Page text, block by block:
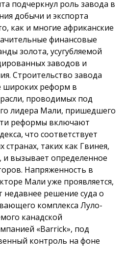
подчеркнул роль завода в
добычи и экспорта
как и многие африканские
финансовые
золота, усугубляемой
заводов и
Строительство завода
широких реформ в
проводимых под
лидера Мали, пришедшего
реформы включают
что соответствует
странах, таких как Гвинея,
и вызывает определенное
Напряженность в
Мали уже проявляется,
недавнее решение суда о
комплекса Луло-
канадской
«Barrick», под
контроль на фоне